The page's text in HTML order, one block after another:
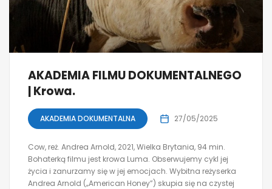
AKADEMIA FILMU DOKUMENTALNEGO
| Krowa.
AKADEMIA DOKUMENTALNA 27/05/2025
Cow, reż. Andrea Arnold, 2021, Wielka Brytania, 94 min.
Bohaterką filmu jest krowa Luma. Obserwujemy cykl jej
życia i zanurzamy się w jej emocjach. Wybitna reżyserka
Andrea Arnold („American Honey”) skupia się na czystej